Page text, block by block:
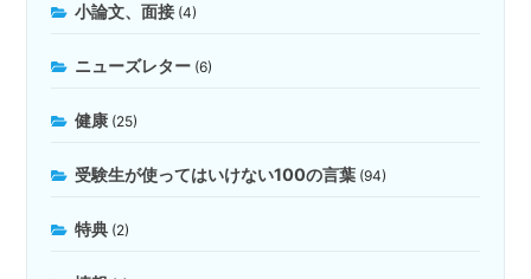
小論文、面接 (4)
ニューズレター (6)
健康 (25)
受験生が使ってはいけない100の言葉 (94)
特典 (2)